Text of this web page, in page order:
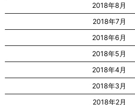
2018年8月
2018年7月
2018年6月
2018年5月
2018年4月
2018年3月
2018年2月